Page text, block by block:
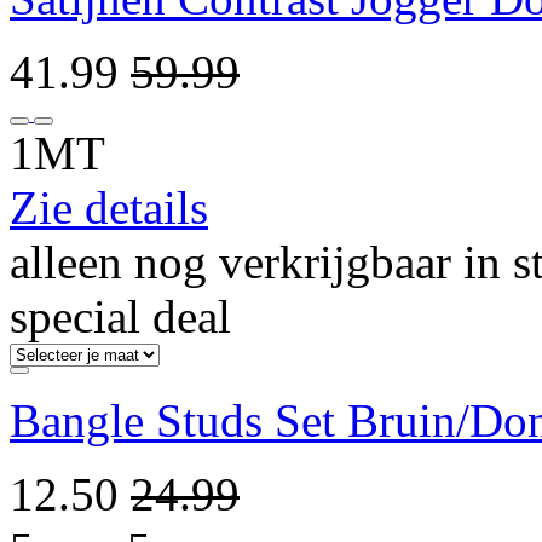
41.99 59.99
1MT
Zie details
alleen nog verkrijgbaar in
special deal
Bangle Studs Set Bruin/
12.50 24.99